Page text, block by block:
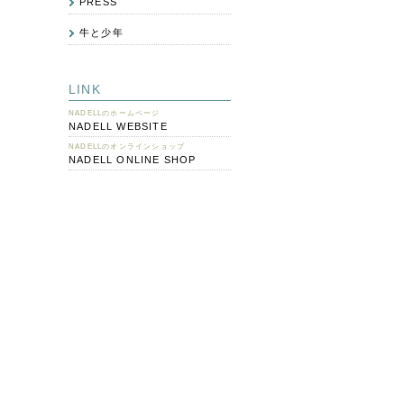
牛と少年
LINK
NADELLのホームページ
NADELL WEBSITE
NADELLのオンラインショップ
NADELL ONLINE SHOP